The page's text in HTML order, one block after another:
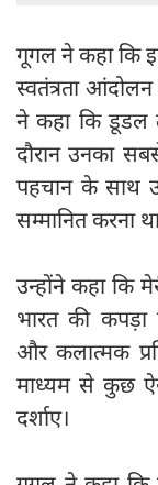
गूगल ने कहा कि
स्वतंत्रता
ने कहा कि डूडल
दौरान उनका
पहचान के साथ
सम्मानित करना
उन्होंने कहा कि
भारत की कपड़ा
और कलात्मक
माध्यम से कुछ
दर्शाए।